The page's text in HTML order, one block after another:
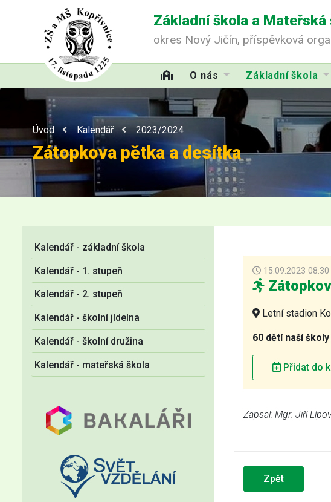
Základní škola a
okres Nový Jičín, příspěvková
O nás Základní škola
Úvod Kalendář 2023/2024
Zátopkova pětka a desítka
Kalendář - základní škola
Kalendář - 1. stupeň
Kalendář - 2. stupeň
Kalendář - školní jídelna
Kalendář - školní družina
Kalendář - mateřská škola
15.09.2023 08:30
Letní stadion
60 dětí naší
Přidat do
Zapsal: Mgr. Jiří
Zpět